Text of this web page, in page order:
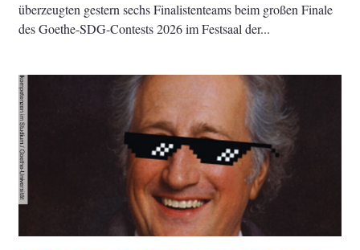
überzeugten gestern sechs Finalistenteams beim großen Finale
des Goethe-SDG-Contests 2026 im Festsaal der